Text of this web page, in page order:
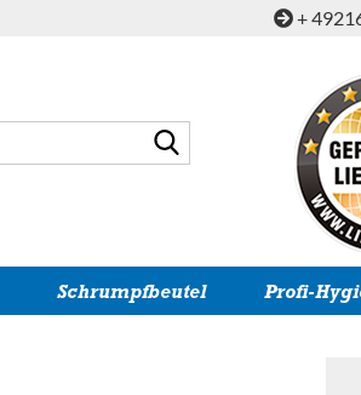
+
Schrumpfbeutel Profi-